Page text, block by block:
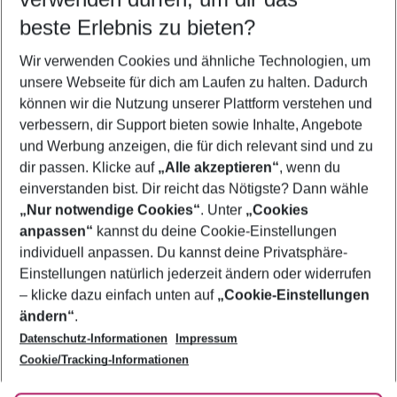
5-8 Nächte
2 Erwachsene Keine Kinder
Mehr Filter anzeigen
Footer
Footer navigation
Über uns
AGB
Bestpreisgarantie
Cookie-Einstellungen ändern
Cookie-Richtlinie
Agenturbetreuung
Barrierefreies Reisen
Folge uns
beste Erlebnis zu bieten?
Wir verwenden Cookies und ähnliche Technologien, um
unsere Webseite für dich am Laufen zu halten. Dadurch
können wir die Nutzung unserer Plattform verstehen und
verbessern, dir Support bieten sowie Inhalte, Angebote
und Werbung anzeigen, die für dich relevant sind und zu
dir passen. Klicke auf „Alle akzeptieren“, wenn du
einverstanden bist. Dir reicht das Nötigste? Dann wähle
„Nur notwendige Cookies“. Unter „Cookies
anpassen“ kannst du deine Cookie-Einstellungen
individuell anpassen. Du kannst deine Privatsphäre-
Einstellungen natürlich jederzeit ändern oder widerrufen
– klicke dazu einfach unten auf „Cookie-Einstellungen
ändern“.
Datenschutz-Informationen
Impressum
Cookie/Tracking-Informationen